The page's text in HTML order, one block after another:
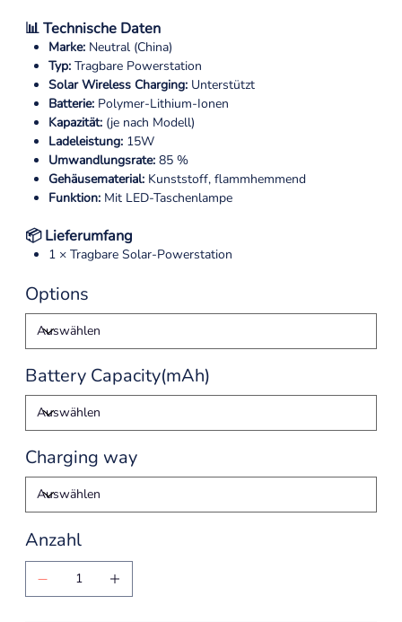
📊 Technische Daten
Marke:Neutral (China)
Typ:Tragbare Powerstation
Solar Wireless Charging:Unterstützt
Batterie:Polymer-Lithium-Ionen
Kapazität:(je nach Modell)
Ladeleistung:15W
Umwandlungsrate:85 %
Gehäusematerial:Kunststoff, flammhemmend
Funktion:Mit LED-Taschenlampe
📦 Lieferumfang
1 × Tragbare Solar-Powerstation
Options
Battery Capacity(mAh)
Charging way
Anzahl